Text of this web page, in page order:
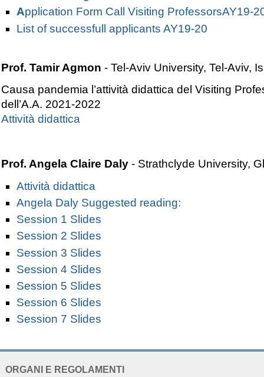
Application Form Call Visiting ProfessorsAY19-
List of successfull applicants AY19-20
Prof. Tamir Agmon- Tel-Aviv University,Tel-Aviv,
Causa pandemia l’attività didattica del Visiting
dell’A.A. 2021-2022
Attività didattica
Prof. Angela Claire Daly - Strathclyde University,
Attività didattica
Angela Daly Suggested reading:
Session 1 Slides
Session 2 Slides
Session 3 Slides
Session 4 Slides
Session 5 Slides
Session 6 Slides
Session 7 Slides
EXTENDED
ORGANI E REGOLAMENTI